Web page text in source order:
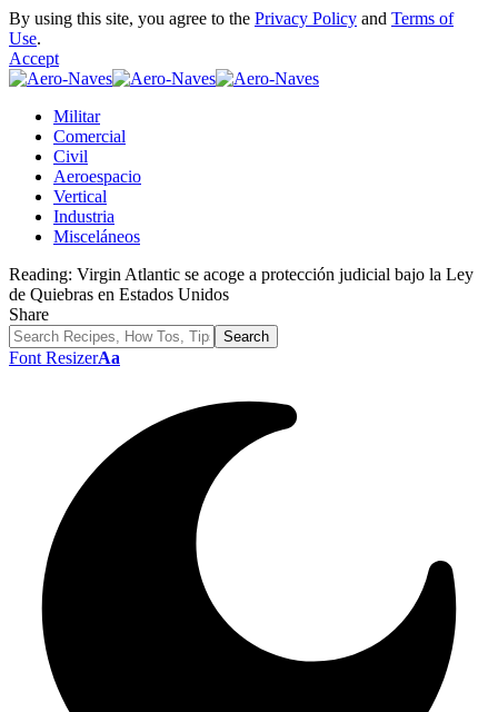
By using this site, you agree to the Privacy Policy and Terms of
Use.
Accept
Militar
Comercial
Civil
Aeroespacio
Vertical
Industria
Misceláneos
Reading: Virgin Atlantic se acoge a protección judicial bajo la Ley
de Quiebras en Estados Unidos
Share
Font ResizerAa